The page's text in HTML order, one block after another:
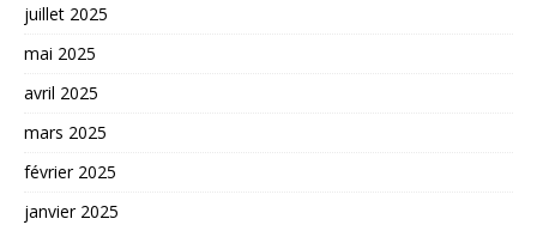
juillet 2025
mai 2025
avril 2025
mars 2025
février 2025
janvier 2025